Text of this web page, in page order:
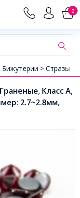
0
Бижутерии > Стразы
Класс А,
2.7~2.8мм,